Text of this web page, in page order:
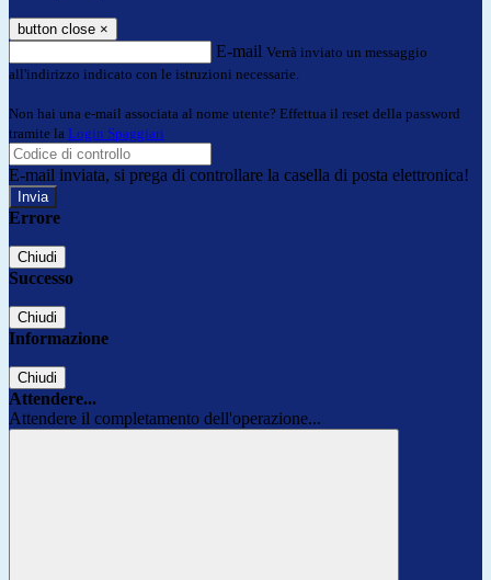
button close ×
E-mail Verrà inviato un messaggio
all'indirizzo indicato con le istruzioni necessarie.
Non hai una e-mail associata al nome utente? Effettua il reset della password
tramite la Login Spaggiari
E-mail inviata, si prega di controllare la casella di posta elettronica!
Errore
Chiudi
Successo
Chiudi
Informazione
Chiudi
Attendere...
Attendere il completamento dell'operazione...